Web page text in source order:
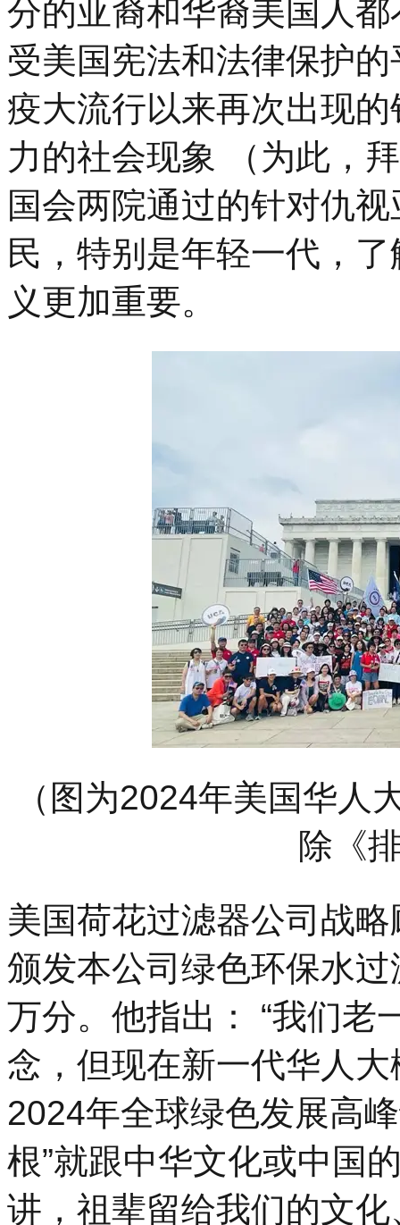
分的亚裔和华裔美国人
受美国宪法和法律保护
疫大流行以来再次出现
力的社会现象 （为此，
国会两院通过的针对仇
民，特别是年轻一代，
义更加重要。
（图为2024年美国华人
除《
美国荷花过滤器公司战
颁发本公司绿色环保水
万分。他指出： “我们老
念，但现在新一代华人大
2024年全球绿色发展高
根”就跟中华文化或中国
讲，祖辈留给我们的文